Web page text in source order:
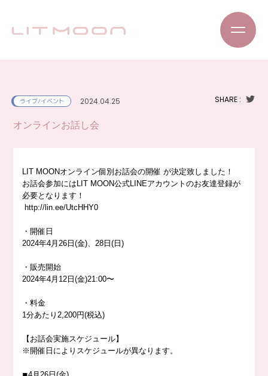
ライブ/イベント 2024.04.25 SHARE :
オンラインお話し会
LIT MOONオンライン個別お話会の開催 が決定致しました！
お話会参加にはLIT MOON公式LINEアカウントのお友達登録が
必要となります！
http:// lin.ee/UtcHHY0
・開催日
2024年4月26日(金)、28日(日)
・販売開始
2024年4月12日(金)21:00〜
・料金
1分あたり2,200円(税込)
【お話会実施スケジュール】
※開催日によりスケジュールが異なります。